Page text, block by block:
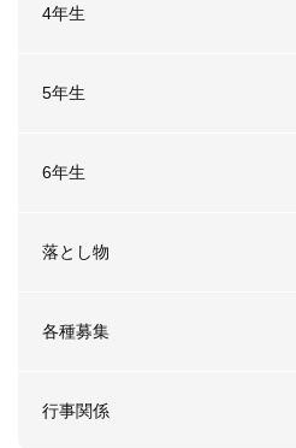
4年生
5年生
6年生
落とし物
各種募集
行事関係